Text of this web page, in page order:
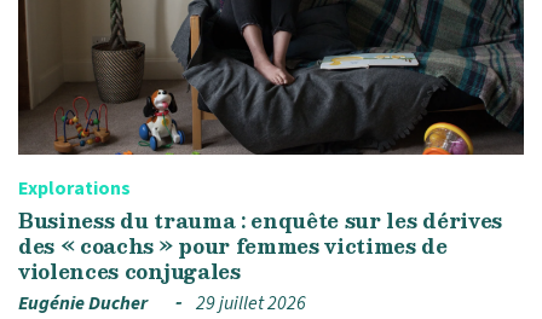
Explorations
Business du trauma : enquête sur les dérives
des « coachs » pour femmes victimes de
violences conjugales
Eugénie Ducher 29 juillet 2026